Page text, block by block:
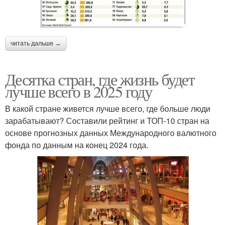
читать дальше →
Десятка стран, где жизнь будет
лучше всего в 2025 году
В какой стране живется лучше всего, где больше люди
зарабатывают? Составили рейтинг и ТОП-10 стран на
основе прогнозных данных Международного валютного
фонда по данным на конец 2024 года.